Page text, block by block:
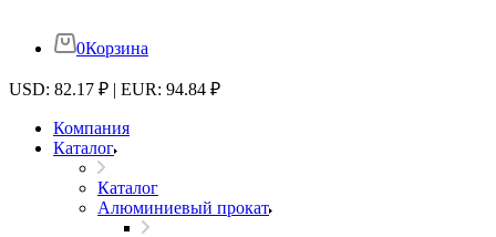
0Корзина
USD: 82.17 ₽ | EUR: 94.84 ₽
Компания
Каталог
Каталог
Алюминиевый прокат